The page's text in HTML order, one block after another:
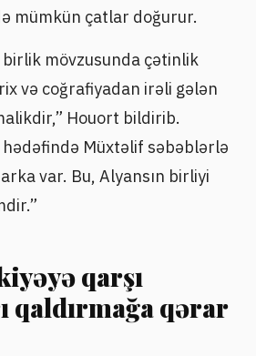
mümkün çatlar doğurur.
birlik mövzusunda çətinlik
və coğrafiyadan irəli gələn
Houort bildirib.
hədəfində Müxtəlif səbəblərlə
var. Bu, Alyansın birliyi
qarşı
qaldırmağa qərar